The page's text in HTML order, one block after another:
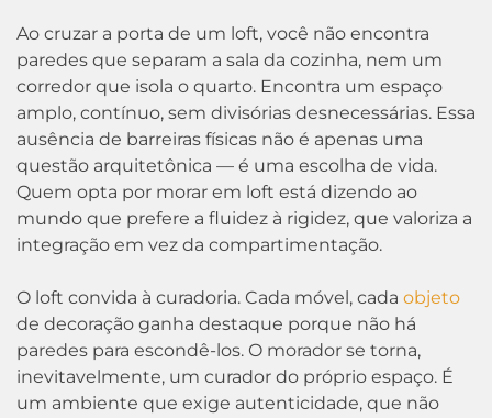
Ao cruzar a porta de um loft, você não encontra
paredes que separam a sala da cozinha, nem um
corredor que isola o quarto. Encontra um espaço
amplo, contínuo, sem divisórias desnecessárias. Essa
ausência de barreiras físicas não é apenas uma
questão arquitetônica — é uma escolha de vida.
Quem opta por morar em loft está dizendo ao
mundo que prefere a fluidez à rigidez, que valoriza a
integração em vez da compartimentação.
O loft convida à curadoria. Cada móvel, cada objeto
de decoração ganha destaque porque não há
paredes para escondê-los. O morador se torna,
inevitavelmente, um curador do próprio espaço. É
um ambiente que exige autenticidade, que não